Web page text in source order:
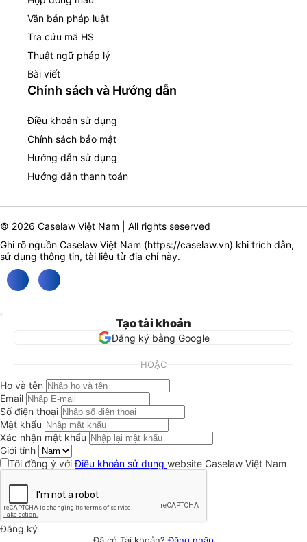
Văn bản pháp luật
Tra cứu mã HS
Thuật ngữ pháp lý
Bài viết
Chính sách và Hướng dẫn
Điều khoản sử dụng
Chính sách bảo mật
Hướng dẫn sử dụng
Hướng dẫn thanh toán
© 2026 Caselaw Việt Nam | All rights seserved
Ghi rõ nguồn Caselaw Việt Nam (https://caselaw.vn) khi trích dẫn,
sử dụng thông tin, tài liệu từ địa chỉ này.
Tạo tài khoản
Đăng ký bằng Google
HOẶC
Họ và tên
Email
Số điện thoại
Mật khẩu
Xác nhận mật khẩu
Giới tính
Tôi đồng ý vớiĐiều khoản sử dụng website Caselaw Việt Nam
Đăng ký